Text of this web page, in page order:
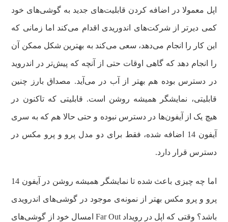
اپل معمولا در اضافه کردن قابلیت‌های جدید به گوشی‌های خود
کمی دیرتر از شرکت‌های اندوریدی اقدام می‌کند اما زمانی که
این کار را انجام می‌دهد، سعی می‌کند به بهترین شکل ممکن آن
را انجام دهد که گاهی اوقات حتی از آنچه که پیش‌تر در اندروید
در دسترس بوده هم بهتر از آب در می‌آید. مصداق بارز چنین
قابلیتی، نمایشگر همیشه روشن است. قابلیتی که تاکنون در
هیچ یک از آیفون‌ها در دسترس نبوده و حتی حالا هم که به سری
آیفون 14 اضافه شده، فقط برای دو مدل پرو و پرو مکس در
دسترس قرار دارد.
اما چه چیزی باعث شده تا نمایشگر همیشه روشن در آیفون 14
پرو و پرو مکس بهتر از نمونه‌ی موجود در گوشی‌های اندرویدی
باشد؟ وقتی که اپل در رویداد Far Out امسال خود از گوشی‌های